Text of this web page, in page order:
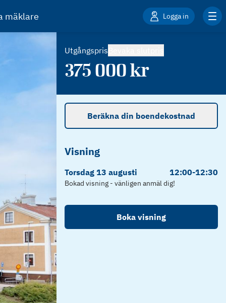
mäklare Logga in
Utgångspris
375 000kr
Beräkna din boendekostnad
Visning
Torsdag 13 augusti 12:00-12:30
Bokad visning - vänligen anmäl dig!
Boka visning